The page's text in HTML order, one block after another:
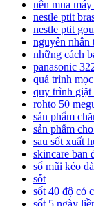
nên mua
nestle ptit
nestle ptit
nguyên nhân
những cách
panasonic
quá trình
quy trình giặt
rohto 50
sản phẩm
sản phẩm
sau sốt xuất
skincare ban
sổ mũi kéo
sốt
sốt 40 độ có
sốt 5 ngày